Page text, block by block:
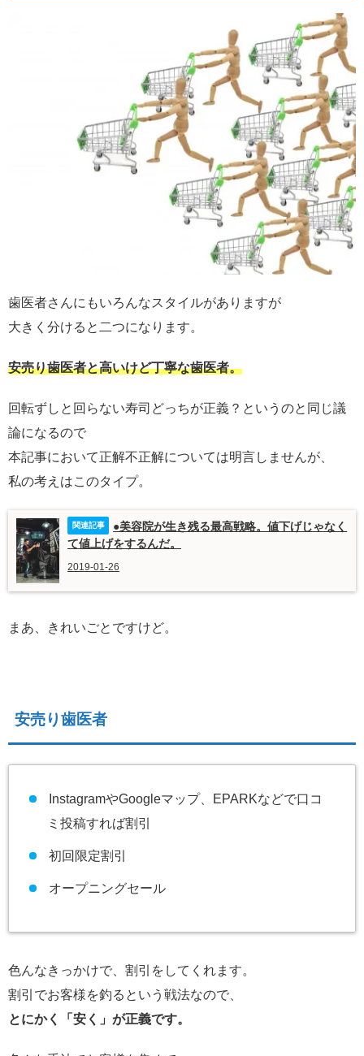
歯医者さんにもいろんなスタイルがありますが
大きく分けると二つになります。
安売り歯医者と高いけど丁寧な歯医者。
回転ずしと回らない寿司どっちが正義？というのと同じ議
論になるので
本記事において正解不正解については明言しませんが、
私の考えはこのタイプ。
●美容院が生き残る最高戦略。値下げじゃなく
て値上げをするんだ。
2019-01-26
まあ、きれいごとですけど。
安売り歯医者
InstagramやGoogleマップ、EPARKなどで口コ
ミ投稿すれば割引
初回限定割引
オープニングセール
色んなきっかけで、割引をしてくれます。
割引でお客様を釣るという戦法なので、
とにかく「安く」が正義です。